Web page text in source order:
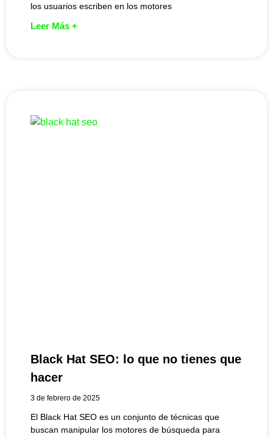
los usuarios escriben en los motores
Leer Más +
Black Hat SEO: lo que no tienes que
hacer
3 de febrero de 2025
El Black Hat SEO es un conjunto de técnicas que
buscan manipular los motores de búsqueda para